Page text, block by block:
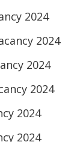
2024
2024
2024
2024
2024
2024